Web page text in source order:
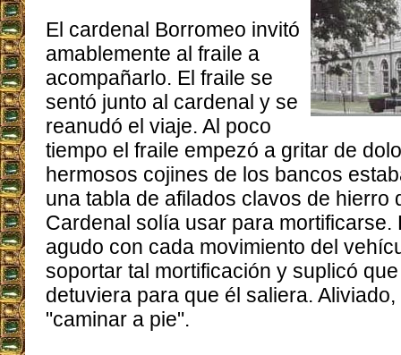
El cardenal Borromeo invitó
amablemente al fraile a
acompañarlo. El fraile se
sentó junto al cardenal y se
reanudó el viaje. Al poco
tiempo el fraile empezó a gritar de
hermosos cojines de los bancos
una tabla de afilados clavos de hierro
Cardenal solía usar para mortificarse.
agudo con cada movimiento del
soportar tal mortificación y suplicó
detuviera para que él saliera.
"caminar a pie".